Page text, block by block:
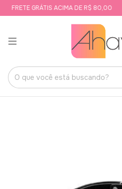
FRETE GRÁTIS ACIMA DE R$ 80,00